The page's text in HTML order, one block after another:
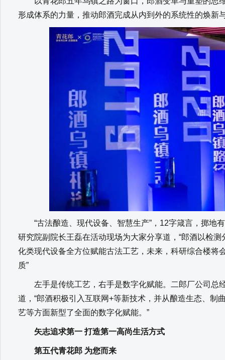
形成体系的力量，推动郎酒完成从内到外的系统性的焕新
“古法酿造、现代设备、智慧生产”，12字箴言，掷地
研究院副院长王磊在活动现场为大家分享道，“郎酒以检
化类现代设备全方位赋能古法工艺，未来，科研综合楼将
质”
左手是传统工艺，右手是数字化赋能。二郎厂公司总
道，“郎酒积极引入互联网+等新技术，并从酿造生态、制
艺等方面新型了全面的数字化赋能。”
矢志追求第一 打造第一高尚生活方式
第五代青花郎 为您而来